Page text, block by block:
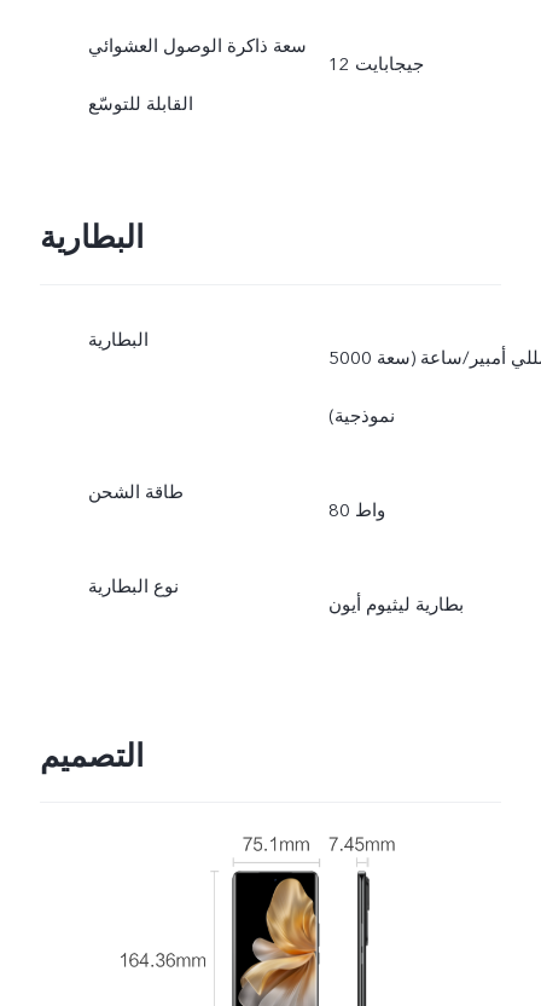
سعة ذاكرة الوصول العشوائي
القابلة للتوسّع
12 جيجابايت
البطارية
البطارية
5000 مللي أمبير/ساعة (سعة
نموذجية)
طاقة الشحن
80 واط
نوع البطارية
بطارية ليثيوم أيون
التصميم